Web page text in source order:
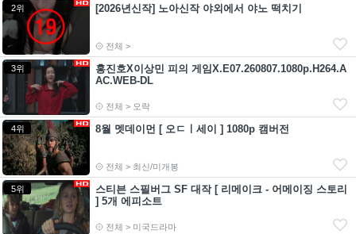
2위 [2026년신작] 노아신작 야외에서 야노 떡치기
전체 >
3위
홍진호X이상민 피의 게임X.E07.260807.1080p.H264.A
AC.WEB-DL
전체 > 오락
4위 8월 멧데이먼 [ 오ㄷㅣ세이 ] 1080p 캠버전
전체 > 최신/미개봉
5위
스티븐 스필버그 SF 대작 [ 리메이크 - 어메이징 스토리
] 5개 에피소트
전체 > 미국드라마